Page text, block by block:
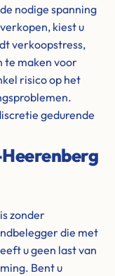
nodige spanning
kiest u
verkoopstress,
te maken voor
risico op het
gedurende
zonder
die met
u geen last van
Bent u